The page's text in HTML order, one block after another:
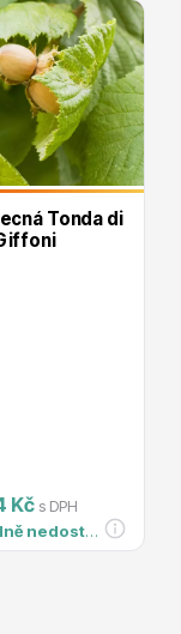
Tonda di
Kč s DPH
Momentálně nedostupné